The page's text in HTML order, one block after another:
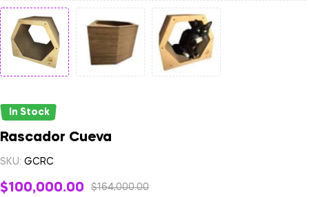
In Stock
Rascador Cueva
SKU: GCRC
$164,000.00
$100,000.00